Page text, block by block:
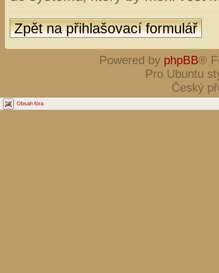
Zpět na přihlašovací formulář
Powered by phpBB®
Pro Ubuntu
Český
Obsah fóra